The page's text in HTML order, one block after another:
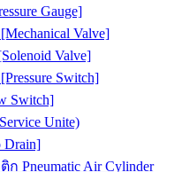
Gauge]
Valve]
Valve]
Switch]
Switch]
Unite)
Drain]
Pneumatic Air Cylinder